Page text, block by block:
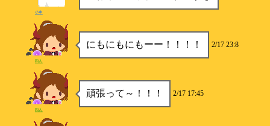
小傘
にもにもにもーー！！！！ 2/17 23:8
和人
頑張って～！！！ 2/17 17:45
和人